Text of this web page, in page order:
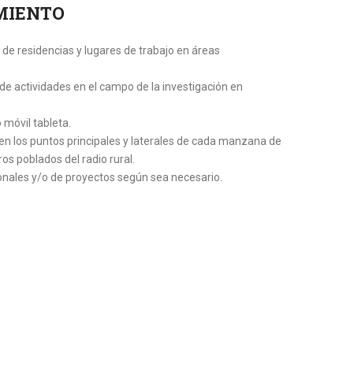
residencias y lugares de trabajo en áreas
actividades en el campo de la investigación en
móvil tableta.
los puntos principales y laterales de cada manzana de
poblados del radio rural.
y/o de proyectos según sea necesario.